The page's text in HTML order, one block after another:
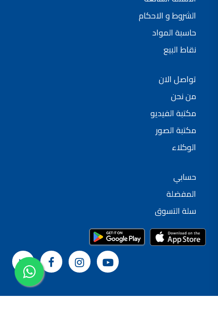
الشروط و الاحكام
حاسبة المواد
نقاط البيع
تواصل الان
من نحن
مكتبة الفيديو
مكتبة الصور
الوكلاء
حسابي
المفضلة
سلة التسوق